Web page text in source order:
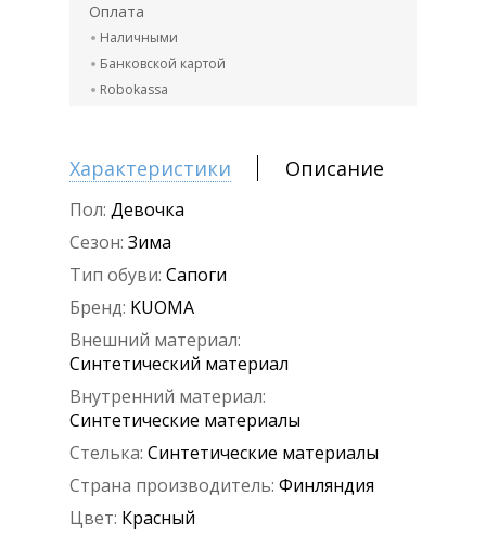
Оплата
Наличными
Банковской картой
Robokassa
Характеристики Описание
Пол: Девочка
Сезон: Зима
Тип обуви: Сапоги
Бренд: KUOMA
Внешний материал:
Синтетический материал
Внутренний материал:
Синтетические материалы
Стелька: Синтетические материалы
Страна производитель: Финляндия
Цвет: Красный